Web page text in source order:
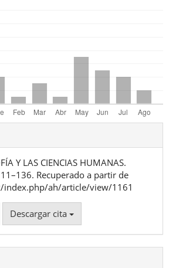
Y LAS CIENCIAS HUMANAS.
Recuperado a partir de
ah/article/view/1161
Descargar cita